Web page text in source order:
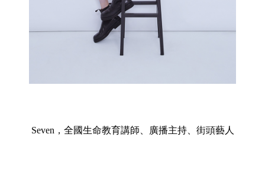
Seven，全國生命教育講師、廣播主持、街頭藝人